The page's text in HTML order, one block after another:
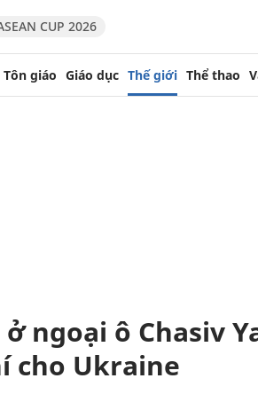
CUP 2026
Tôn giáo Giáo dục Thế giới Thể thao
ngoại ô Chasiv
cho Ukraine